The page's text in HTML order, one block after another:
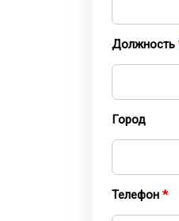
Должность
Город
Телефон